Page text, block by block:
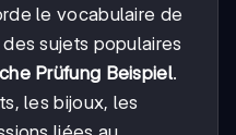
le vocabulaire de
sujets populaires
Prüfung Beispiel.
les bijoux, les